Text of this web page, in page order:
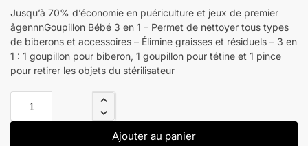
Jusqu’à 70% d’économie en puériculture et jeux de premier
âgennnGoupillon Bébé 3 en 1 – Permet de nettoyer tous types
de biberons et accessoires – Élimine graisses et résiduels – 3 en
1 : 1 goupillon pour biberon, 1 goupillon pour tétine et 1 pince
pour retirer les objets du stérilisateur
Ajouter au panier